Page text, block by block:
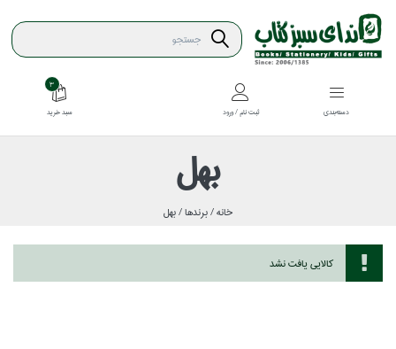
دسته‌بندي ثبت نام / ورود
3
سبد خريد
بهل
خانه /برندها /بهل
كالايي يافت نشد